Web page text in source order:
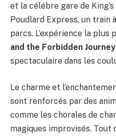
et la célébre gare de
Poudlard Express, un train
parcs. L’expérience la plus
and the Forbidden Journey
spectaculaire dans les
Le charme et
sont renforcés par des
comme les chorales de
magiques improvisés. Tout